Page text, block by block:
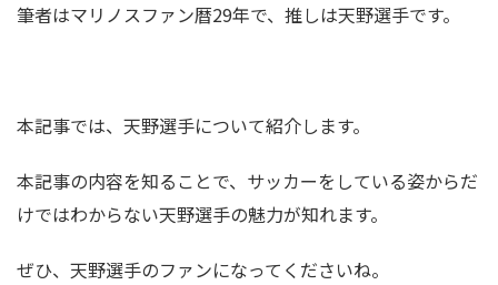
筆者はマリノスファン暦29年で、推しは天野選手です。
本記事では、天野選手について紹介します。
本記事の内容を知ることで、サッカーをしている姿からだ
けではわからない天野選手の魅力が知れます。
ぜひ、天野選手のファンになってくださいね。